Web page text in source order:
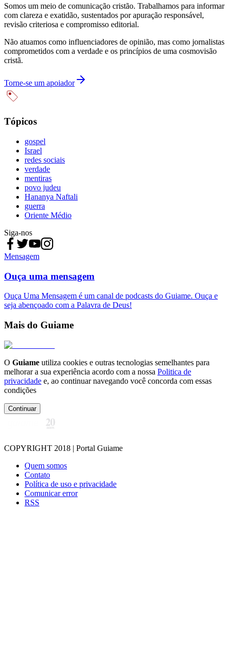
Somos um meio de comunicação cristão. Trabalhamos para informar
com clareza e exatidão, sustentados por apuração responsável,
revisão criteriosa e compromisso editorial.
Não atuamos como influenciadores de opinião, mas como jornalistas
comprometidos com a verdade e os princípios de uma cosmovisão
cristã.
Torne-se um apoiador
Tópicos
gospel
Israel
redes sociais
verdade
mentiras
povo judeu
Hananya Naftali
guerra
Oriente Médio
Siga-nos
Mensagem
Ouça uma mensagem
Ouça Uma Mensagem é um canal de podcasts do Guiame. Ouça e
seja abençoado com a Palavra de Deus!
Mais do Guiame
O Guiame utiliza cookies e outras tecnologias semelhantes para
melhorar a sua experiência acordo com a nossa Politica de
privacidade e, ao continuar navegando você concorda com essas
condições
Continuar
COPYRIGHT 2018 | Portal Guiame
Quem somos
Contato
Política de uso e privacidade
Comunicar error
RSS